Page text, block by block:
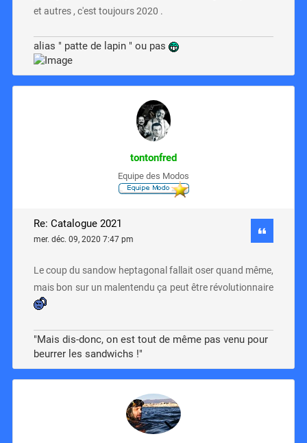
et autres , c'est toujours 2020 .
alias " patte de lapin " ou pas
tontonfred
Equipe des Modos
Re: Catalogue 2021
mer. déc. 09, 2020 7:47 pm
Le coup du sandow heptagonal fallait oser quand même,
mais bon sur un malentendu ça peut être révolutionnaire
"Mais dis-donc, on est tout de même pas venu pour
beurrer les sandwichs !"